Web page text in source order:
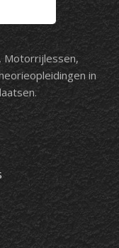
Motorrijlessen,
in